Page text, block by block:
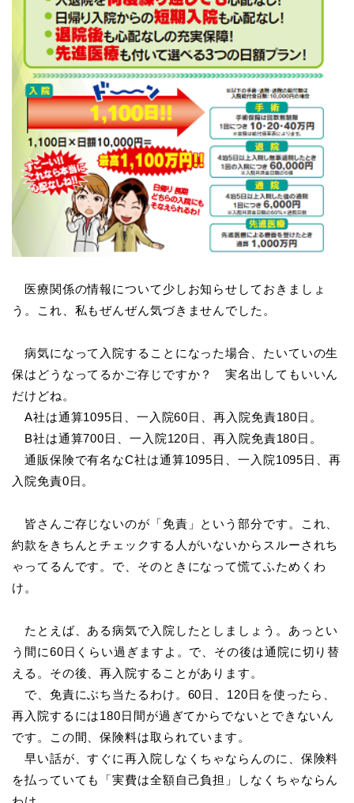
医療関係の情報について少しお知らせしておきましょ
う。これ、私もぜんぜん気づきませんでした。
病気になって入院することになった場合、たいていの生
保はどうなってるかご存じですか？ 実名出してもいいん
だけどね。
A社は通算1095日、一入院60日、再入院免責180日。
B社は通算700日、一入院120日、再入院免責180日。
通販保険で有名なC社は通算1095日、一入院1095日、再
入院免責0日。
皆さんご存じないのが「免責」という部分です。これ、
約款をきちんとチェックする人がいないからスルーされち
ゃってるんです。で、そのときになって慌てふためくわ
け。
たとえば、ある病気で入院したとしましょう。あっとい
う間に60日くらい過ぎますよ。で、その後は通院に切り替
える。その後、再入院することがあります。
で、免責にぶち当たるわけ。60日、120日を使ったら、
再入院するには180日間が過ぎてからでないとできないん
です。この間、保険料は取られています。
早い話が、すぐに再入院しなくちゃならんのに、保険料
を払っていても「実費は全額自己負担」しなくちゃならん